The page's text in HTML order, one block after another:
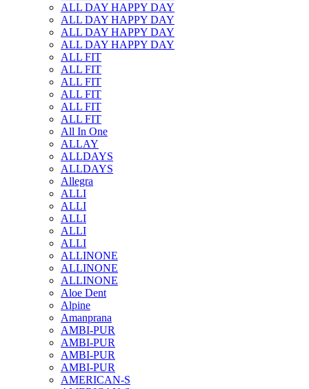
ALL DAY HAPPY DAY
ALL DAY HAPPY DAY
ALL DAY HAPPY DAY
ALL DAY HAPPY DAY
ALL FIT
ALL FIT
ALL FIT
ALL FIT
ALL FIT
ALL FIT
All In One
ALLAY
ALLDAYS
ALLDAYS
Allegra
ALLI
ALLI
ALLI
ALLI
ALLI
ALLINONE
ALLINONE
ALLINONE
Aloe Dent
Alpine
Amanprana
AMBI-PUR
AMBI-PUR
AMBI-PUR
AMBI-PUR
AMERICAN-S